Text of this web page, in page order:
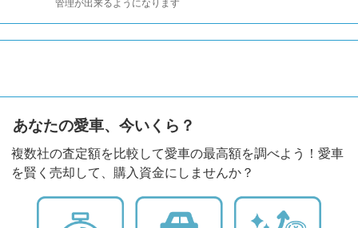
管理が出来るようになります
あなたの愛車、今いくら？
複数社の査定額を比較して愛車の最高額を調べよう！愛車
を賢く売却して、購入資金にしませんか？